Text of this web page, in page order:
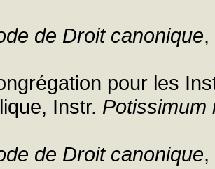
de Droit canonique,
pour les
Instr. Potissimum
de Droit canonique,